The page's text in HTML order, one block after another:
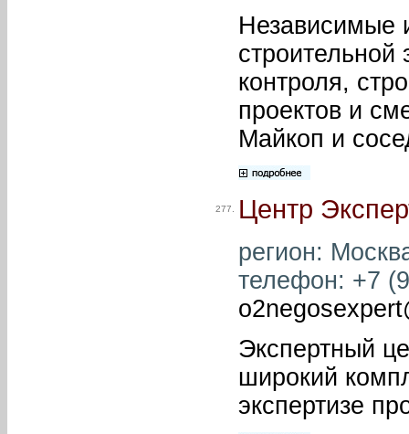
Независимые
строительной
контроля,
проектов и
Майкоп и
277. Центр
регион:
телефон: +7
Экспертный
широкий
экспертизе